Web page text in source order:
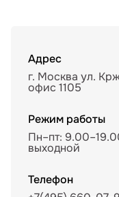
Адрес
г. Москва ул.
офис 1105
Режим работы
Пн–пт:
выходной
Телефон